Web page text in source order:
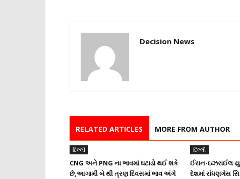
Decision News
RELATED ARTICLES MORE FROM AUTHOR
દિલ્લી
CNG અને PNG ના ભાવમાં ઘટાડો થઈ શકે
છે,આગામી બે થી ત્રણ દિવસમાં ભાવ અંગે
દિલ્લી
ઈરાન-ઇઝરાઈલ
દેશમાં રાંધણગેસ